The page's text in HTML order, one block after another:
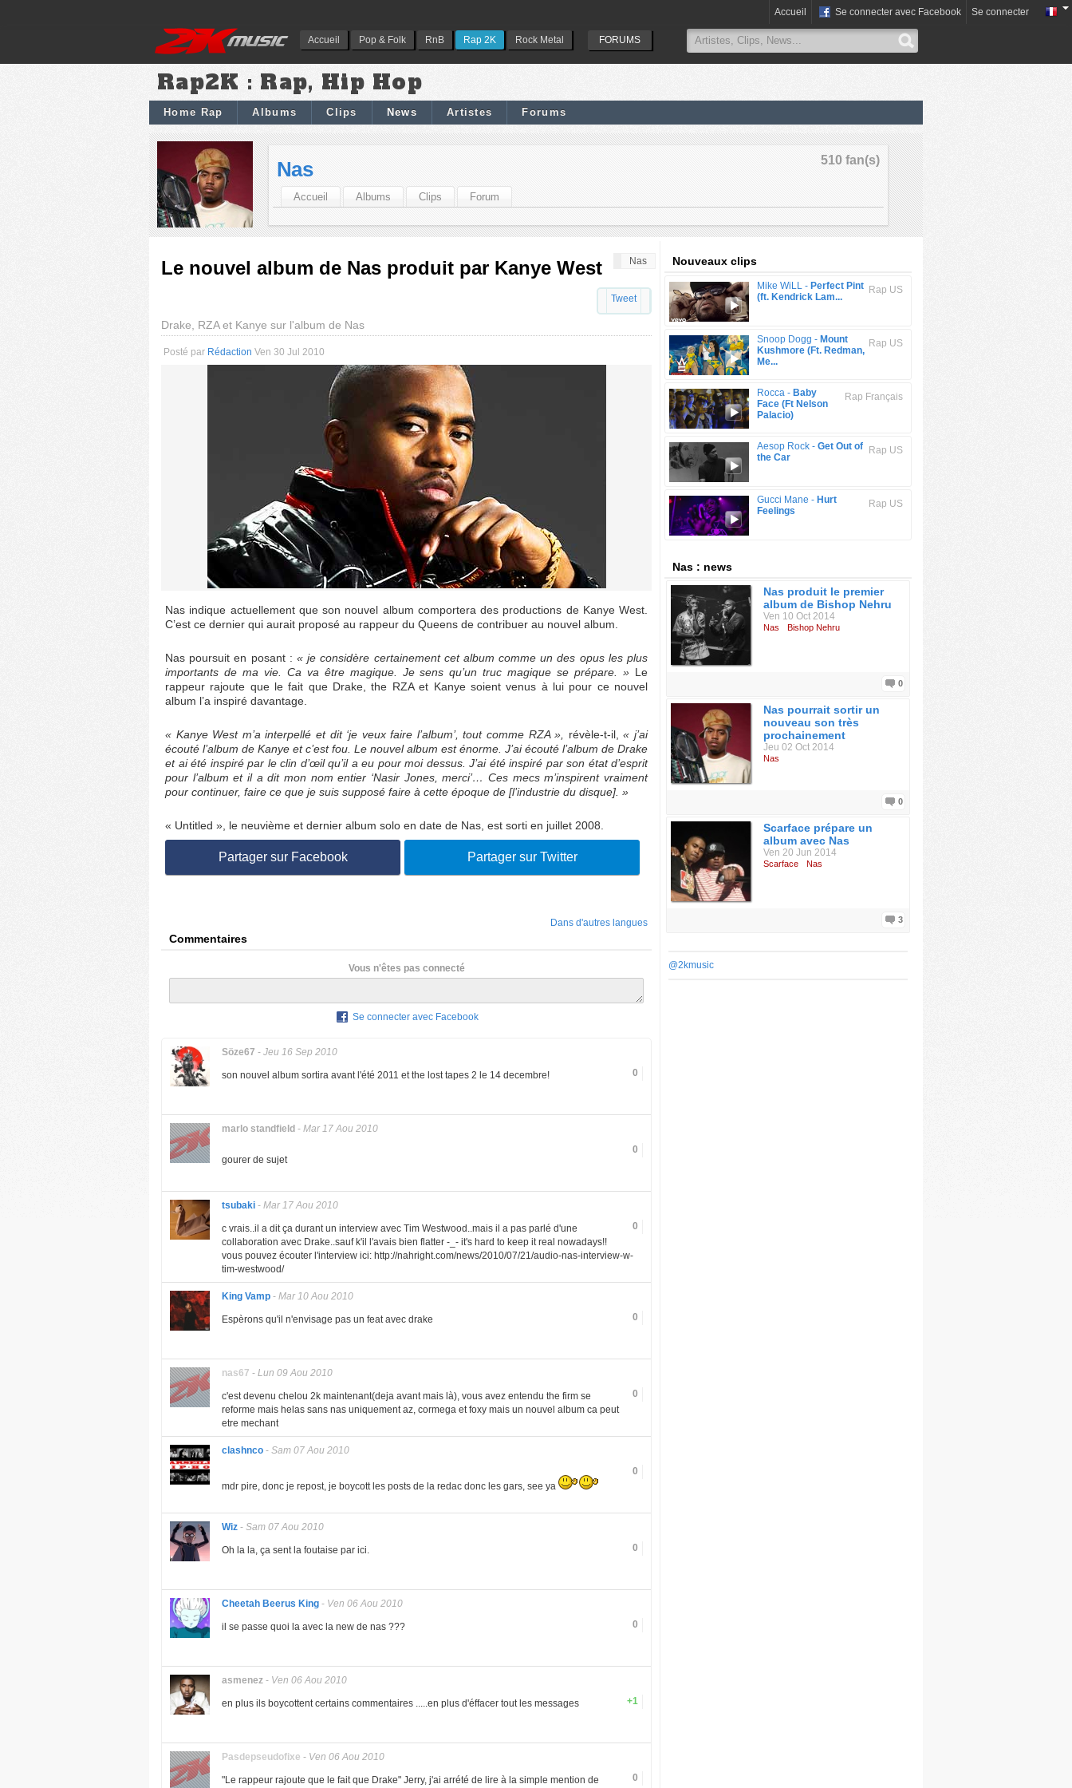
Accueil Pop & Folk RnB Rap 2K Rock Metal FORUMS
Accueil Se connecter avec Facebook Se connecter
Rap2K : Rap, Hip Hop
Home Rap Albums Clips News Artistes Forums
510 fan(s)
Nas
Accueil Albums Clips Forum
Nas
Le nouvel album de Nas produit par Kanye West
Tweet
Drake, RZA et Kanye sur l'album de Nas
Posté par Rédaction Ven 30 Jul 2010
Nas indique actuellement que son nouvel album comportera des productions de Kanye West.
C’est ce dernier qui aurait proposé au rappeur du Queens de contribuer au nouvel album.
Nas poursuit en posant : « je considère certainement cet album comme un des opus les plus
importants de ma vie. Ca va être magique. Je sens qu’un truc magique se prépare. » Le
rappeur rajoute que le fait que Drake, the RZA et Kanye soient venus à lui pour ce nouvel
album l’a inspiré davantage.
« Kanye West m’a interpellé et dit ‘je veux faire l’album’, tout comme RZA », révèle-t-il, « j’ai
écouté l’album de Kanye et c’est fou. Le nouvel album est énorme. J’ai écouté l’album de Drake
et ai été inspiré par le clin d’œil qu’il a eu pour moi dessus. J’ai été inspiré par son état d’esprit
pour l’album et il a dit mon nom entier ‘Nasir Jones, merci’… Ces mecs m’inspirent vraiment
pour continuer, faire ce que je suis supposé faire à cette époque de [l’industrie du disque]. »
« Untitled », le neuvième et dernier album solo en date de Nas, est sorti en juillet 2008.
Partager sur Facebook Partager sur Twitter
Dans d'autres langues
Commentaires
Vous n'êtes pas connecté
Se connecter avec Facebook
Söze67 - Jeu 16 Sep 2010
0
son nouvel album sortira avant l'été 2011 et the lost tapes 2 le 14 decembre!
marlo standfield - Mar 17 Aou 2010
0
gourer de sujet
tsubaki - Mar 17 Aou 2010
0
c vrais..il a dit ça durant un interview avec Tim Westwood..mais il a pas parlé d'une
collaboration avec Drake..sauf k'il l'avais bien flatter -_- it's hard to keep it real nowadays!!
vous pouvez écouter l'interview ici: http://nahright.com/news/2010/07/21/audio-nas-interview-w-
tim-westwood/
King Vamp - Mar 10 Aou 2010
0
Espèrons qu'il n'envisage pas un feat avec drake
nas67 - Lun 09 Aou 2010
0
c'est devenu chelou 2k maintenant(deja avant mais là), vous avez entendu the firm se
reforme mais helas sans nas uniquement az, cormega et foxy mais un nouvel album ca peut
etre mechant
clashnco - Sam 07 Aou 2010
0
mdr pire, donc je repost, je boycott les posts de la redac donc les gars, see ya
Wiz - Sam 07 Aou 2010
0
Oh la la, ça sent la foutaise par ici.
Cheetah Beerus King - Ven 06 Aou 2010
0
il se passe quoi la avec la new de nas ???
asmenez - Ven 06 Aou 2010
+1
en plus ils boycottent certains commentaires .....en plus d'éffacer tout les messages
Pasdepseudofixe - Ven 06 Aou 2010
0
"Le rappeur rajoute que le fait que Drake" Jerry, j'ai arrété de lire à la simple mention de
Nouveaux clips
Rap US
Mike WiLL - Perfect Pint
(ft. Kendrick Lam...
Rap US
Snoop Dogg - Mount
Kushmore (Ft. Redman,
Me...
Rap Français
Rocca - Baby
Face (Ft Nelson
Palacio)
Rap US
Aesop Rock - Get Out of
the Car
Rap US
Gucci Mane - Hurt
Feelings
Nas : news
Nas produit le premier
album de Bishop Nehru
Ven 10 Oct 2014
Nas Bishop Nehru
0
Nas pourrait sortir un
nouveau son très
prochainement
Jeu 02 Oct 2014
Nas
0
Scarface prépare un
album avec Nas
Ven 20 Jun 2014
Scarface Nas
3
@2kmusic